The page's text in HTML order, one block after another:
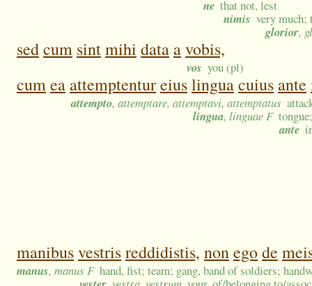
ne that not, lest
nimis very much;
glorior,
sedcum sintmihi data avobis,
vos you (pl)
cumea attemptentureiuslinguacuius ante
attempto, attemptare, attemptavi, attemptatus
lingua, linguae F
ante
manibusvestrisreddidistis, nonegode
manus, manus F hand, fist; team; gang, band of soldiers;